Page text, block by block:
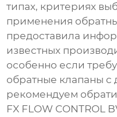
типах, критериях
применения
предоставила
известных
особенно если
обратные клапаны с
рекомендуем
FX FLOW CONTROL